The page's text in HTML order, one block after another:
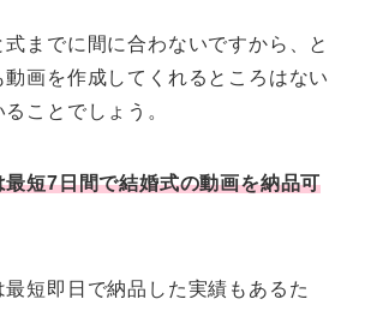
までに間に合わないですから、と
画を作成してくれるところはない
ことでしょう。
最短7日間で結婚式の動画を納品可
最短即日で納品した実績もあるた